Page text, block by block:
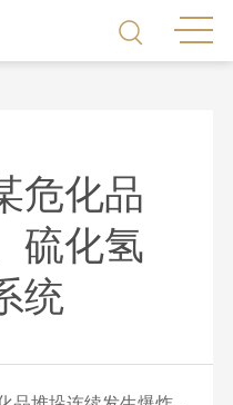
危化品
硫化氢
统